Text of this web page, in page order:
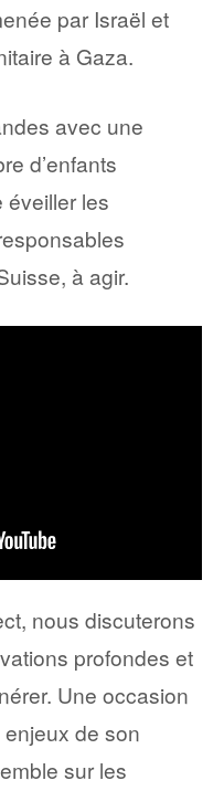
par Israël et
à Gaza.
avec une
d’enfants
éveiller les
à agir.
nous discuterons
profondes et
Une occasion
de son
sur les